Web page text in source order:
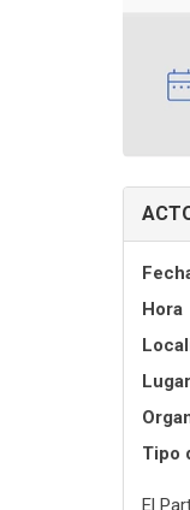
Hora
Lugar
Tipo
El